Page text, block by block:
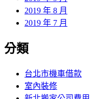
2019 年 8 月
2019 年 7 月
分類
台北市機車借款
室內裝修